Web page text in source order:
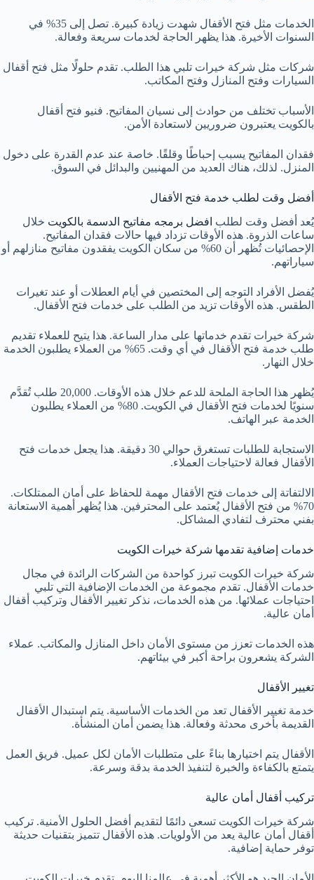
الخدمات مثل فتح الأقفال شهدت زيادة كبيرة. تصل إلى 35% في
السنوات الأخيرة. هذا يظهر الحاجة لخدمات سريعة وفعالة.
شركات مثل شركة خيرات تلبي هذا الطلب. تقدم حلولًا مثل فتح أقفال
السيارات وفتح المنازل وفتح المكاتب.
الأسباب تختلف من حوادث إلى نسيان المفاتيح. فنيو فتح أقفال
بالكويت يعتبرون ضروريين لاستعادة الأمن.
فقدان المفاتيح يسبب إحباطًا وقلقًا. خاصة عند عدم القدرة على دخول
المنزل. لذلك، هناك العديد من المهنيين والبدائل في السوق.
أفضل وقت لطلب خدمة فتح الأقفال
يُعد أفضل وقت لطلب افضل برمجه مفاتيح الدسمة بالكويت خلال
ساعات الذروة. هذه الأوقات تزداد فيها حالات فقدان المفاتيح.
الإحصائيات تُظهر أن 60% من سكان الكويت يفقدون مفاتيح منازلهم أو
سياراتهم.
يُفضل الأفراد التوجه إلى المختصين في أيام العطلات أو عند تغيرات
الطقس. هذه الأوقات تزيد من الطلب على خدمات فتح الأقفال.
شركة خيرات تقدم خدماتها على مدار الساعة. هذا يتيح للعملاء تقديم
طلب خدمة فتح الأقفال في أي وقت. 65% من العملاء يطلبون الخدمة
خلال النهار.
يُظهر هذا الحاجة الملحة للدعم خلال هذه الأوقات. 20,000 طلب تُقدَّم
سنويًا لخدمات فتح الأقفال في الكويت. 80% من العملاء يطلبون
الخدمة عبر الهاتف.
الاستجابة للطلبات تستغرق حوالي 30 دقيقة. هذا يجعل خدمات فتح
الأقفال فعالة لاحتياجات العملاء.
الالتفاتة إلى خدمات فتح الأقفال مهمة للحفاظ على أمان الممتلكات.
70% من فتح الأقفال يُعتمد على المحترفين. هذا يُظهر أهمية الاستعانة
بفني محترف لتفادي المشاكل.
خدمات إضافية تقدمها شركة خيرات الكويت
شركة خيرات الكويت تبرز كواحدة من الشركات الرائدة في مجال
خدمات الأقفال. تقدم مجموعة من الخدمات الإضافية التي تلبي
احتياجات عملائها. من هذه الخدمات، نذكر تغيير الأقفال وتركيب أقفال
أمان عالية.
هذه الخدمات تعزز من مستوى الأمان داخل المنازل والمكاتب. عملاء
الشركة يشعرون براحة أكبر في بيئاتهم.
تغيير الأقفال
خدمة تغيير الأقفال تعد من الخدمات الأساسية. يتم استبدال الأقفال
القديمة بأخرى محدثة وفعالة. هذا يضمن أمان المنشأة.
الأقفال يتم اختيارها بناءً على متطلبات الأمان لكل عميل. فريق العمل
يتمتع بالكفاءة والخبرة لتنفيذ الخدمة بدقة وسرعة.
تركيب أقفال أمان عالية
شركة خيرات الكويت تسعى دائمًا لتقديم أفضل الحلول الأمنية. تركيب
أقفال أمان عالية يعد من الأولويات. هذه الأقفال تتميز بتقنيات حديثة
توفر حماية إضافية.